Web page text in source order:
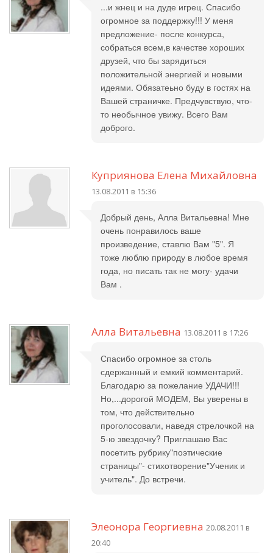
...и жнец и на дуде игрец. Спасибо
огромное за поддержку!!! У меня
предложение- после конкурса,
собраться всем,в качестве хороших
друзей, что бы зарядиться
положительной энергией и новыми
идеями. Обязатеьно буду в гостях на
Вашей страничке. Предчувствую, что-
то необычное увижу. Всего Вам
доброго.
Куприянова Елена Михайловна
13.08.2011 в 15:36
Добрый день, Алла Витальевна! Мне
очень понравилось ваше
произведение, ставлю Вам "5". Я
тоже люблю природу в любое время
года, но писать так не могу- удачи
Вам .
Алла Витальевна 13.08.2011 в 17:26
Спасибо огромное за столь
сдержанный и емкий комментарий.
Благодарю за пожелание УДАЧИ!!!
Но,...дорогой МОДЕМ, Вы уверены в
том, что действительно
проголосовали, наведя стрелочкой на
5-ю звездочку? Приглашаю Вас
посетить рубрику"поэтические
страницы"- стихотворение"Ученик и
учитель". До встречи.
Элеонора Георгиевна 20.08.2011 в
20:40